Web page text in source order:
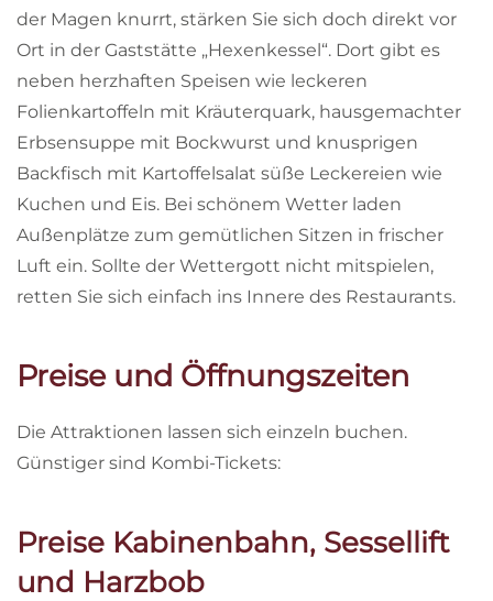
der Magen knurrt, stärken Sie sich doch direkt vor
Ort in der Gaststätte „Hexenkessel“. Dort gibt es
neben herzhaften Speisen wie leckeren
Folienkartoffeln mit Kräuterquark, hausgemachter
Erbsensuppe mit Bockwurst und knusprigen
Backfisch mit Kartoffelsalat süße Leckereien wie
Kuchen und Eis. Bei schönem Wetter laden
Außenplätze zum gemütlichen Sitzen in frischer
Luft ein. Sollte der Wettergott nicht mitspielen,
retten Sie sich einfach ins Innere des Restaurants.
Preise und Öffnungszeiten
Die Attraktionen lassen sich einzeln buchen.
Günstiger sind Kombi-Tickets:
Preise Kabinenbahn, Sessellift
und Harzbob